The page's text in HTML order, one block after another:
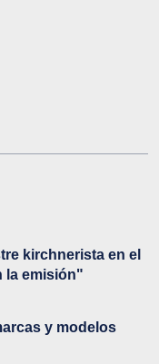
kirchnerista en el
la emisión"
y modelos